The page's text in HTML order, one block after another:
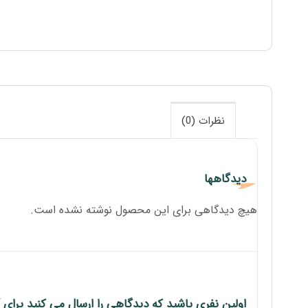
نظرات (0)
دیدگاهها
هیچ دیدگاهی برای این محصول نوشته نشده است.
اولین نفری باشید که دیدگاهی را ارسال می کنید برای